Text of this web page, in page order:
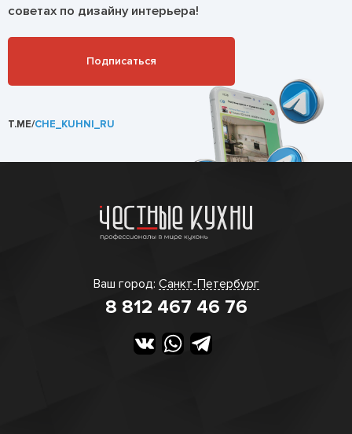
советах по дизайну интерьера!
Подписаться
T.ME/CHE_KUHNI_RU
Ваш город: Санкт-Петербург
8 812 467 46 76